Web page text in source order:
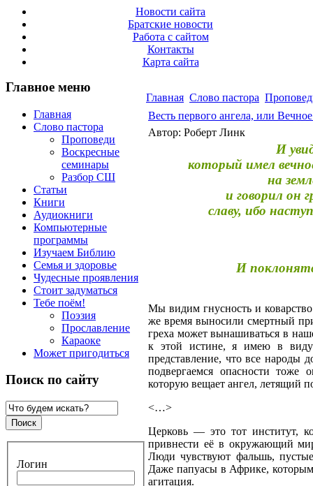
Новости сайта
Братские новости
Работа с сайтом
Контакты
Карта сайта
Главное меню
Главная
Слово пастора
Проповеди
Воскресные
семинары
Разбор СШ
Статьи
Книги
Аудиокниги
Компьютерные
программы
Изучаем Библию
Семья и здоровье
Чудесные проявления
Стоит задуматься
Тебе поём!
Поэзия
Прославление
Караоке
Может пригодиться
Поиск по сайту
Логин
Главная Слово пастора
Весть первого ангела, или
Автор: Роберт Линк
И
который имел
на
и говорил он
славу, ибо
И
Мы видим гнусность и коварство
же время выносили смертный
греха может вынашиваться в
к этой истине, я имею в виду
представление, что все народы
подвергаемся опасности
которую вещает ангел, летящий
<…>
Церковь — это тот институт,
привнести её в окружающий
Люди чувствуют фальшь,
Даже папуасы в Африке,
агитация.